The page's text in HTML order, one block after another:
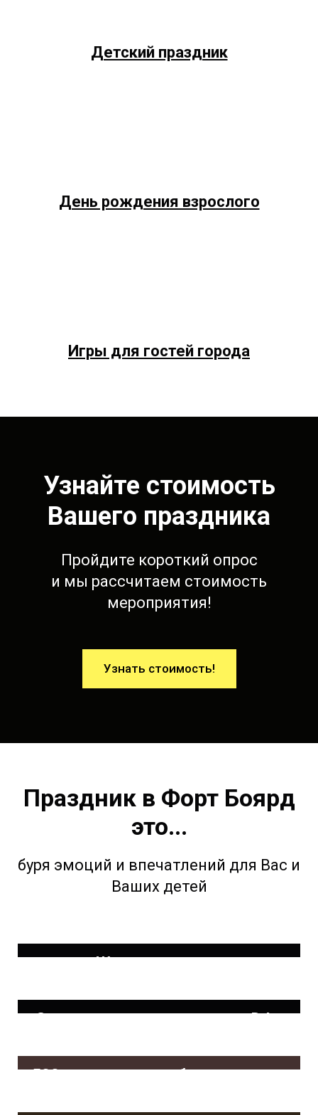
Детский праздник
День рождения взрослого
Игры для гостей города
Узнайте стоимость
Вашего праздника
Пройдите короткий опрос
и мы рассчитаем стоимость
мероприятия!
Узнать стоимость!
Праздник в Форт Боярд
это...
буря эмоций и впечатлений для Вас и
Ваших детей
Шоу - программа
Зажигательная дискотека с DJ и
500кг авторского оборудования и